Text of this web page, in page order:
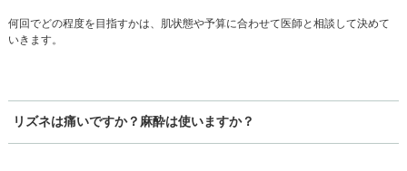
何回でどの程度を目指すかは、肌状態や予算に合わせて医師と相談して決めて
いきます。
リズネは痛いですか？麻酔は使いますか？